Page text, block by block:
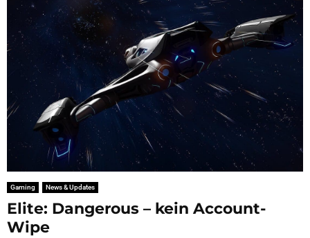
Gaming News & Updates
Elite: Dangerous – kein Account-
Wipe